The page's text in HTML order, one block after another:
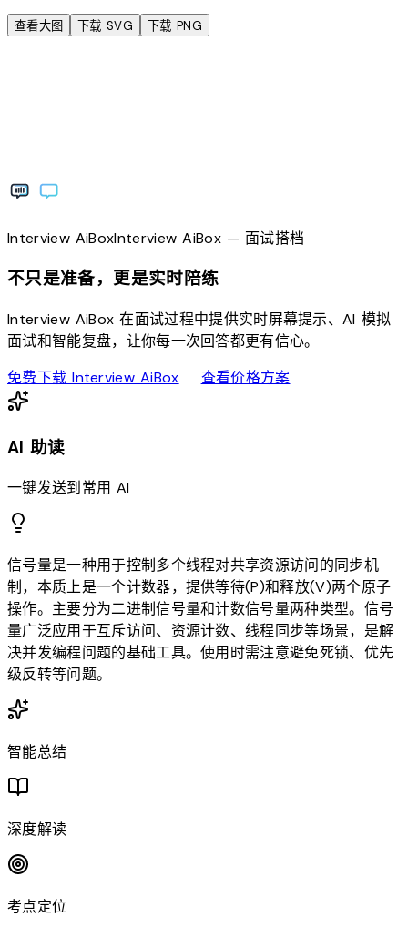
查看大图 下载 SVG 下载 PNG
Interview AiBoxInterviewAiBox— 面试搭档
不只是准备，更是实时陪练
Interview AiBox 在面试过程中提供实时屏幕提示、AI 模拟
面试和智能复盘，让你每一次回答都更有信心。
免费下载 Interview AiBoxdownload查看价格方案sell
AI 助读
一键发送到常用 AI
信号量是一种用于控制多个线程对共享资源访问的同步机
制，本质上是一个计数器，提供等待(P)和释放(V)两个原子
操作。主要分为二进制信号量和计数信号量两种类型。信号
量广泛应用于互斥访问、资源计数、线程同步等场景，是解
决并发编程问题的基础工具。使用时需注意避免死锁、优先
级反转等问题。
智能总结
深度解读
考点定位